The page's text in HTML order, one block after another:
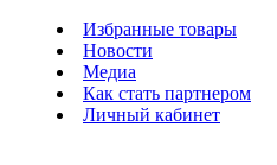
Избранные товары
Новости
Медиа
Как стать партнером
Личный кабинет